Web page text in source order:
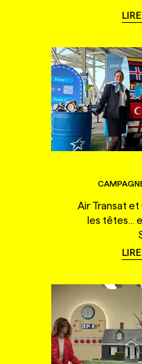
Air Transat
les têtes...